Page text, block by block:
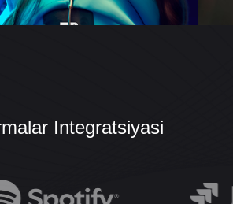
Integratsiyasi